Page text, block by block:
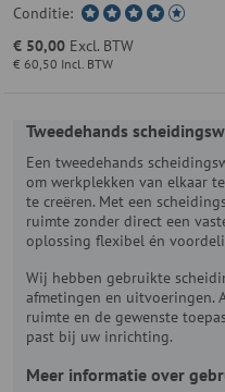
Conditie:
€ 60,50 Incl. BTW
€ 50,00 Excl. BTW
Tweedehands
Een tweedehands
om werkplekken van elkaar
te creëren. Met een
ruimte zonder direct een
oplossing flexibel én
Wij hebben gebruikte
afmetingen en uitvoeringen.
ruimte en de gewenste
past bij uw inrichting.
Meer informatie over